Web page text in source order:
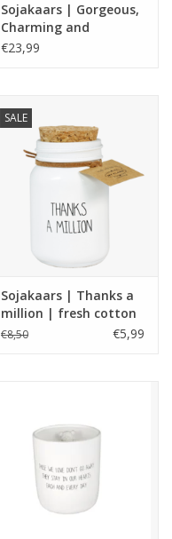
Sojakaars | Gorgeous,
Charming and
Irresistiblle | Coco
€23,99
SALE
Sojakaars | Thanks a
million | fresh cotton
| My flame
€8,50 €5,99